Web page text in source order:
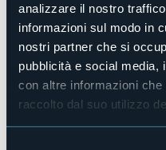
analizzare il nostro
informazioni sul modo in
nostri partner che si
pubblicità e social media,
con altre informazioni
raccolto dal suo utilizzo
Piscina
No
Animali ammessi
Sì
Camere
29
Posti letto